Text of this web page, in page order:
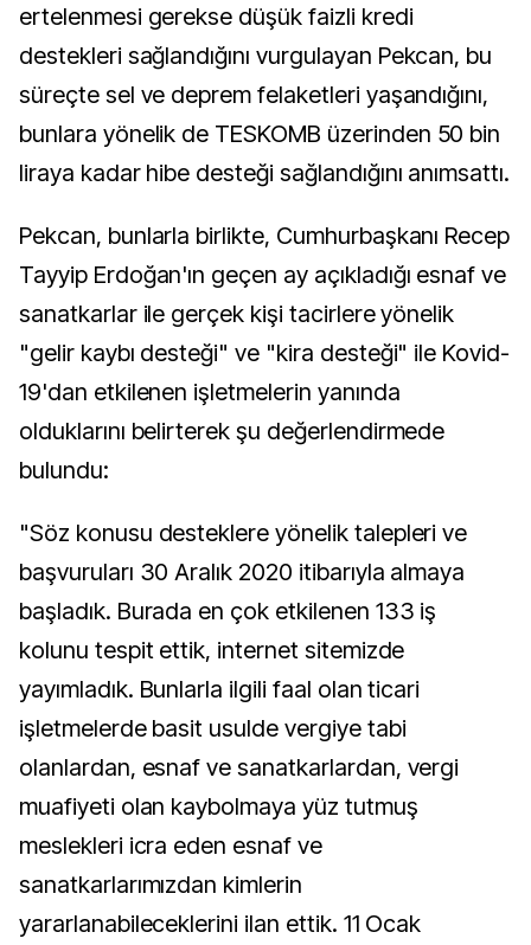
ertelenmesi gerekse düşük faizli kredi
destekleri sağlandığını vurgulayan Pekcan, bu
süreçte sel ve deprem felaketleri yaşandığını,
bunlara yönelik de TESKOMB üzerinden 50 bin
liraya kadar hibe desteği sağlandığını anımsattı.
Pekcan, bunlarla birlikte, Cumhurbaşkanı Recep
Tayyip Erdoğan'ın geçen ay açıkladığı esnaf ve
sanatkarlar ile gerçek kişi tacirlere yönelik
"gelir kaybı desteği" ve "kira desteği" ile Kovid-
19'dan etkilenen işletmelerin yanında
olduklarını belirterek şu değerlendirmede
bulundu:
"Söz konusu desteklere yönelik talepleri ve
başvuruları 30 Aralık 2020 itibarıyla almaya
başladık. Burada en çok etkilenen 133 iş
kolunu tespit ettik, internet sitemizde
yayımladık. Bunlarla ilgili faal olan ticari
işletmelerde basit usulde vergiye tabi
olanlardan, esnaf ve sanatkarlardan, vergi
muafiyeti olan kaybolmaya yüz tutmuş
meslekleri icra eden esnaf ve
sanatkarlarımızdan kimlerin
yararlanabileceklerini ilan ettik. 11 Ocak